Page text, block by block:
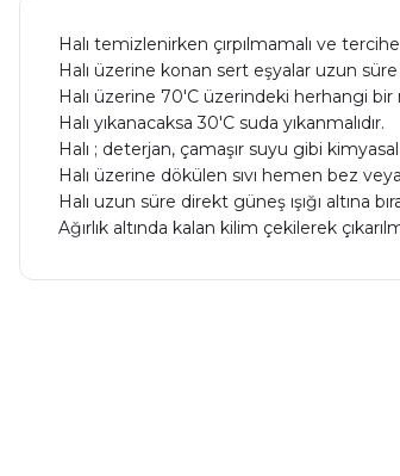
Halı temizlenirken çırpılmamalı ve
Halı üzerine konan sert eşyalar uzun süre
Halı üzerine 70'C üzerindeki herhangi
Halı yıkanacaksa 30'C suda yıkanmalıdır.
Halı ; deterjan, çamaşır suyu gibi
Halı üzerine dökülen sıvı hemen bez
Halı uzun süre direkt güneş ışığı altına
Ağırlık altında kalan kilim çekilerek